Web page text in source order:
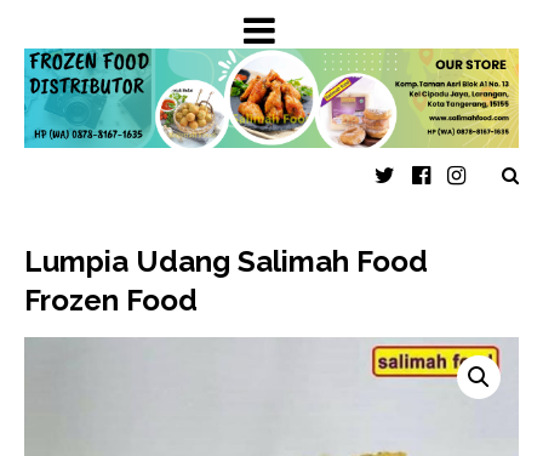
Twitter
Lumpia Udang Salimah Food
Frozen Food